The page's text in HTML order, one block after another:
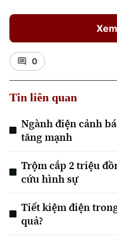
Xu hướng
0
Tin liên quan
Ngành điện cảnh
tăng mạnh
Trộm cắp 2 triệu
cứu hình sự
Tiết kiệm điện
quả?